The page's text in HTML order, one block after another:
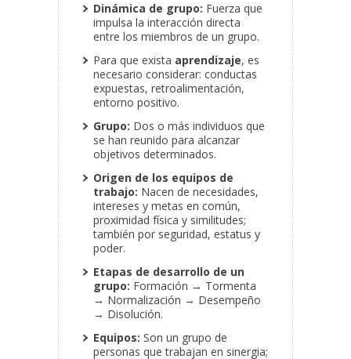
Dinámica de grupo: Fuerza que
impulsa la interacción directa
entre los miembros de un grupo.
Para que exista aprendizaje, es
necesario considerar: conductas
expuestas, retroalimentación,
entorno positivo.
Grupo: Dos o más individuos que
se han reunido para alcanzar
objetivos determinados.
Origen de los equipos de
trabajo: Nacen de necesidades,
intereses y metas en común,
proximidad física y similitudes;
también por seguridad, estatus y
poder.
Etapas de desarrollo de un
grupo: Formación → Tormenta
→ Normalización → Desempeño
→ Disolución.
Equipos: Son un grupo de
personas que trabajan en sinergia;